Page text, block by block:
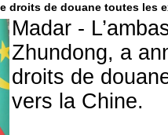
droits de douane toutes
Madar -
Zhundong, a
droits de
vers la Chine.